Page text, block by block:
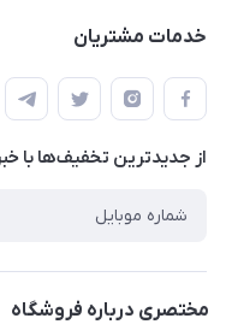
حساب کاربری
درباره ما
تماس با ما
خدمات مشتریان
قوانین و مقررات
حفظ حریم شخصی
سوالات متداول
شرایط ارسال رایگان
از جدید‌ترین تخفیف‌ها با‌
مختصری درباره فروشگاه